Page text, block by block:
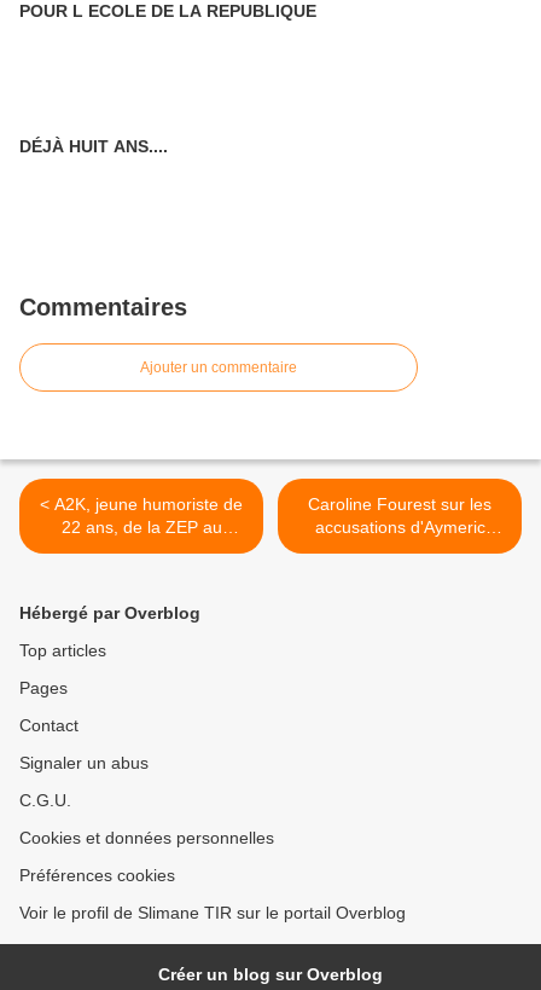
POUR L ECOLE DE LA REPUBLIQUE
DÉJÀ HUIT ANS....
Commentaires
Ajouter un commentaire
< A2K, jeune humoriste de
22 ans, de la ZEP au
Colisée de Roubaix
Caroline Fourest sur les
accusations d'Aymeric
Caron : "Je pourrais porter
Hébergé par Overblog
Top articles
Pages
Contact
Signaler un abus
C.G.U.
Cookies et données personnelles
Préférences cookies
Voir le profil de Slimane TIR sur le portail Overblog
Créer un blog sur Overblog